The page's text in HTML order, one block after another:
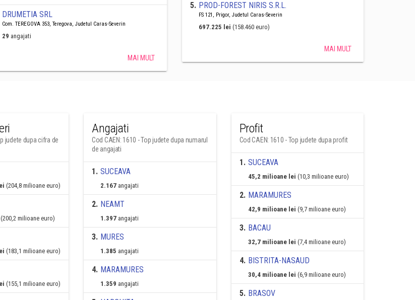
DRUMETIA SRL
Com. TEREGOVA 353, Teregova, Judetul Caras-Severin
29 angajati
MAI MULT
5. PROD-FOREST NIRIS S.R.L.
FS 121, Prigor, Judetul Caras-Severin
697.225 lei (158.460 euro)
MAI MULT
judete dupa cifra de
(204,8 milioane euro)
(200,2 milioane euro)
(183,1 milioane euro)
(155,1 milioane euro)
Angajati
Cod CAEN: 1610 - Top judete dupa numarul
de angajati
1. SUCEAVA
2.167 angajati
2. NEAMT
1.397 angajati
3. MURES
1.385 angajati
4. MARAMURES
1.359 angajati
Profit
Cod CAEN: 1610 - Top judete dupa profit
1. SUCEAVA
45,2 milioane lei (10,3 milioane euro)
2. MARAMURES
42,9 milioane lei (9,7 milioane euro)
3. BACAU
32,7 milioane lei (7,4 milioane euro)
4. BISTRITA-NASAUD
30,4 milioane lei (6,9 milioane euro)
5. BRASOV